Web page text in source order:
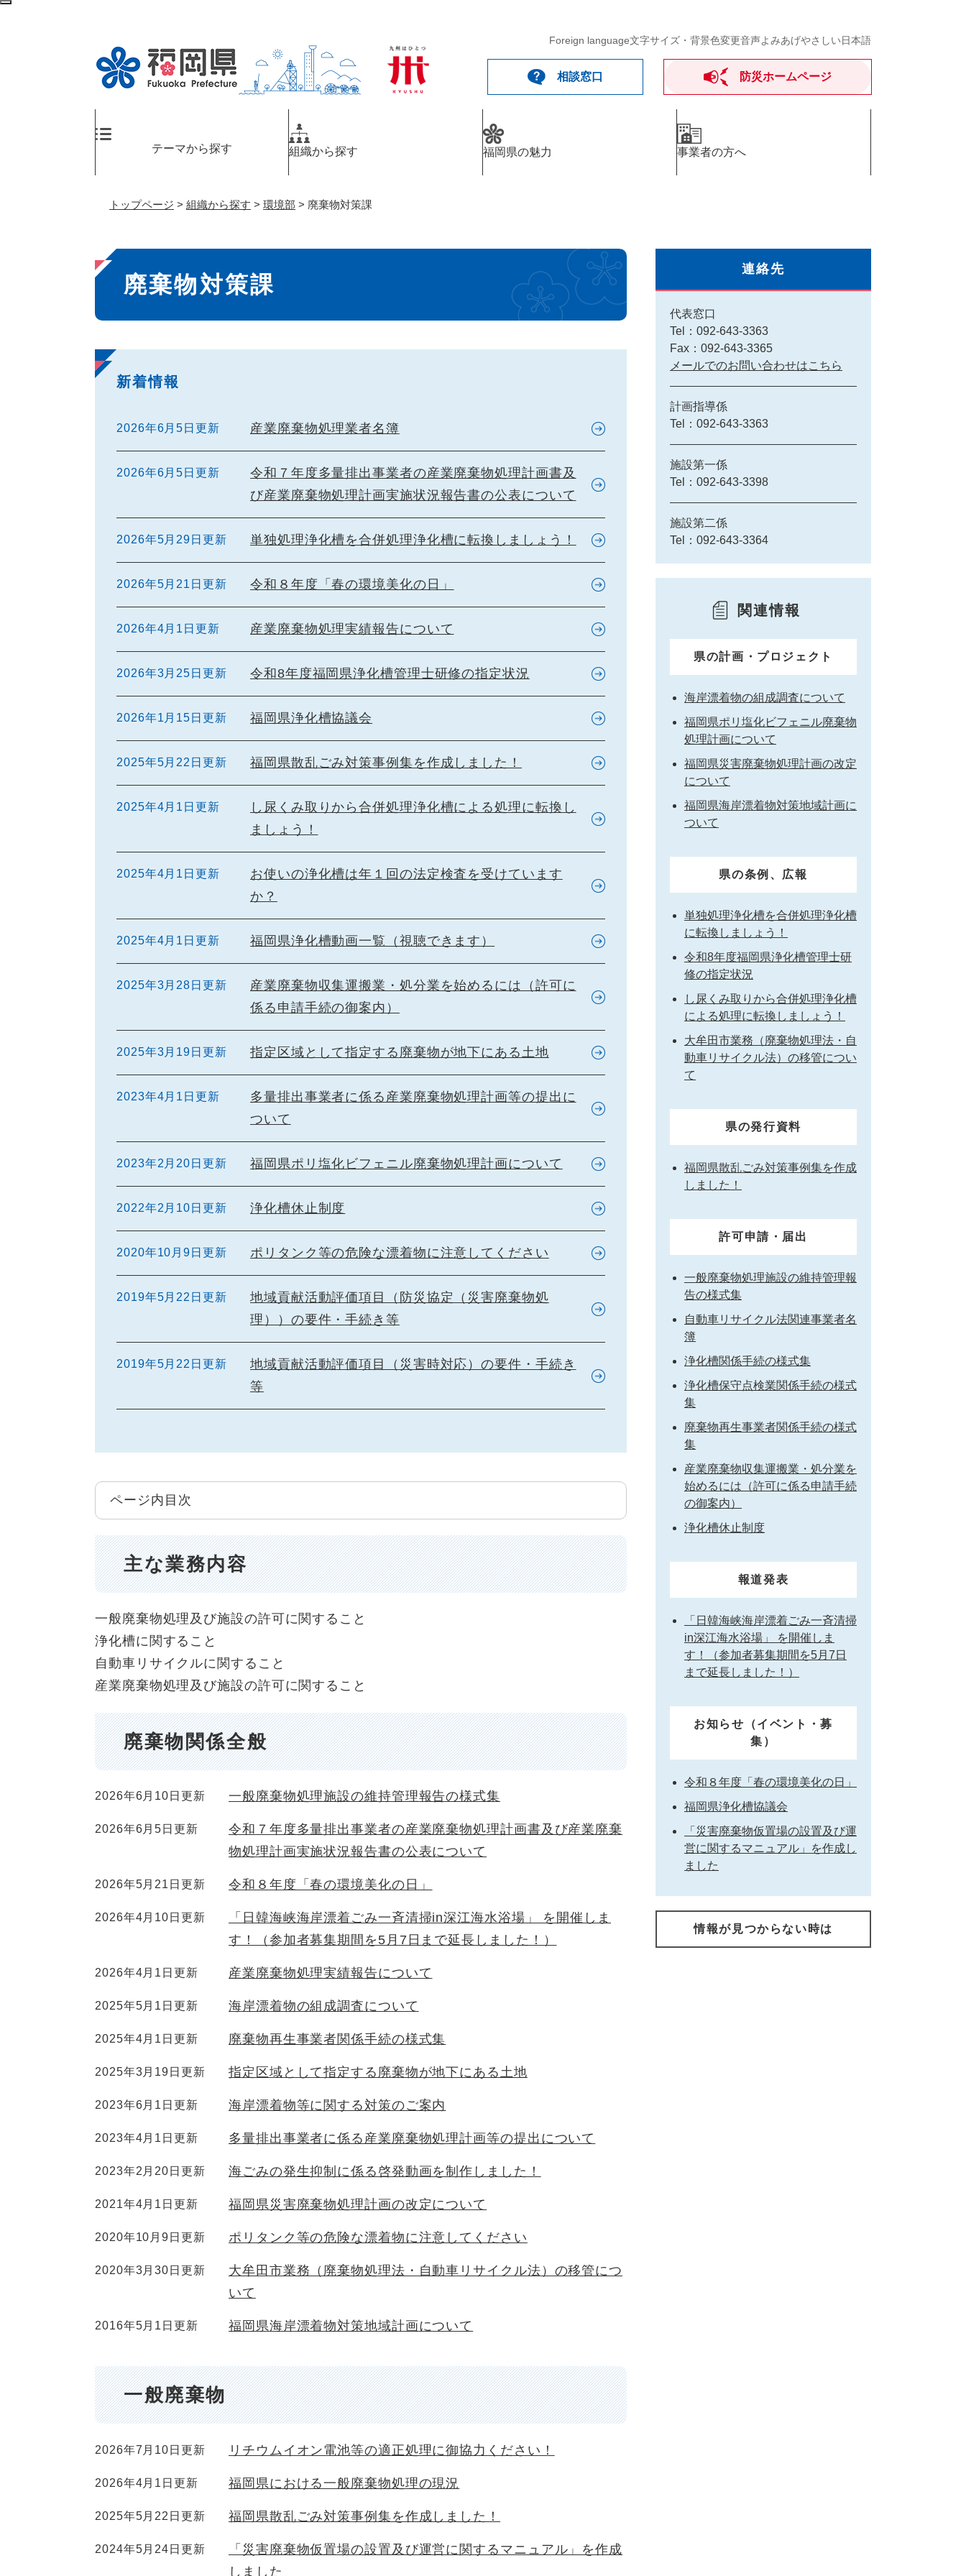
ペ
Foreign language文字サイズ・背景色変更音声よみあげやさしい日本語
相談窓口 防災ホームページ
テーマから探す 組織から探す 福岡県の魅力 事業者の方へ
トップページ > 組織から探す > 環境部 > 廃棄物対策課
本
文
廃棄物対策課
新着情報
2026年6月5日更新 産業廃棄物処理業者名簿
2026年6月5日更新
令和７年度多量排出事業者の産業廃棄物処理計画書及
び産業廃棄物処理計画実施状況報告書の公表について
2026年5月29日更新 単独処理浄化槽を合併処理浄化槽に転換しましょう！
2026年5月21日更新 令和８年度「春の環境美化の日」
2026年4月1日更新 産業廃棄物処理実績報告について
2026年3月25日更新 令和8年度福岡県浄化槽管理士研修の指定状況
2026年1月15日更新 福岡県浄化槽協議会
2025年5月22日更新 福岡県散乱ごみ対策事例集を作成しました！
2025年4月1日更新
し尿くみ取りから合併処理浄化槽による処理に転換し
ましょう！
2025年4月1日更新
お使いの浄化槽は年１回の法定検査を受けています
か？
2025年4月1日更新 福岡県浄化槽動画一覧（視聴できます）
2025年3月28日更新
産業廃棄物収集運搬業・処分業を始めるには（許可に
係る申請手続の御案内）
2025年3月19日更新 指定区域として指定する廃棄物が地下にある土地
2023年4月1日更新
多量排出事業者に係る産業廃棄物処理計画等の提出に
ついて
2023年2月20日更新 福岡県ポリ塩化ビフェニル廃棄物処理計画について
2022年2月10日更新 浄化槽休止制度
2020年10月9日更新 ポリタンク等の危険な漂着物に注意してください
2019年5月22日更新
地域貢献活動評価項目（防災協定（災害廃棄物処
理））の要件・手続き等
2019年5月22日更新
地域貢献活動評価項目（災害時対応）の要件・手続き
等
ページ内目次
主な業務内容
一般廃棄物処理及び施設の許可に関すること
浄化槽に関すること
自動車リサイクルに関すること
産業廃棄物処理及び施設の許可に関すること
廃棄物関係全般
2026年6月10日更新 一般廃棄物処理施設の維持管理報告の様式集
2026年6月5日更新
令和７年度多量排出事業者の産業廃棄物処理計画書及び産業廃棄
物処理計画実施状況報告書の公表について
2026年5月21日更新 令和８年度「春の環境美化の日」
2026年4月10日更新
「日韓海峡海岸漂着ごみ一斉清掃in深江海水浴場」 を開催しま
す！（参加者募集期間を5月7日まで延長しました！）
2026年4月1日更新 産業廃棄物処理実績報告について
2025年5月1日更新 海岸漂着物の組成調査について
2025年4月1日更新 廃棄物再生事業者関係手続の様式集
2025年3月19日更新 指定区域として指定する廃棄物が地下にある土地
2023年6月1日更新 海岸漂着物等に関する対策のご案内
2023年4月1日更新 多量排出事業者に係る産業廃棄物処理計画等の提出について
2023年2月20日更新 海ごみの発生抑制に係る啓発動画を制作しました！
2021年4月1日更新 福岡県災害廃棄物処理計画の改定について
2020年10月9日更新 ポリタンク等の危険な漂着物に注意してください
2020年3月30日更新
大牟田市業務（廃棄物処理法・自動車リサイクル法）の移管につ
いて
2016年5月1日更新 福岡県海岸漂着物対策地域計画について
一般廃棄物
2026年7月10日更新 リチウムイオン電池等の適正処理に御協力ください！
2026年4月1日更新 福岡県における一般廃棄物処理の現況
2025年5月22日更新 福岡県散乱ごみ対策事例集を作成しました！
2024年5月24日更新
「災害廃棄物仮置場の設置及び運営に関するマニュアル」を作成
しました
連絡先
代表窓口
Tel：092-643-3363
Fax：092-643-3365
メールでのお問い合わせはこちら
計画指導係
Tel：092-643-3363
施設第一係
Tel：092-643-3398
施設第二係
Tel：092-643-3364
関連情報
県の計画・プロジェクト
海岸漂着物の組成調査について
福岡県ポリ塩化ビフェニル廃棄物
処理計画について
福岡県災害廃棄物処理計画の改定
について
福岡県海岸漂着物対策地域計画に
ついて
県の条例、広報
単独処理浄化槽を合併処理浄化槽
に転換しましょう！
令和8年度福岡県浄化槽管理士研
修の指定状況
し尿くみ取りから合併処理浄化槽
による処理に転換しましょう！
大牟田市業務（廃棄物処理法・自
動車リサイクル法）の移管につい
て
県の発行資料
福岡県散乱ごみ対策事例集を作成
しました！
許可申請・届出
一般廃棄物処理施設の維持管理報
告の様式集
自動車リサイクル法関連事業者名
簿
浄化槽関係手続の様式集
浄化槽保守点検業関係手続の様式
集
廃棄物再生事業者関係手続の様式
集
産業廃棄物収集運搬業・処分業を
始めるには（許可に係る申請手続
の御案内）
浄化槽休止制度
報道発表
「日韓海峡海岸漂着ごみ一斉清掃
in深江海水浴場」 を開催しま
す！（参加者募集期間を5月7日
まで延長しました！）
お知らせ（イベント・募
集）
令和８年度「春の環境美化の日」
福岡県浄化槽協議会
「災害廃棄物仮置場の設置及び運
営に関するマニュアル」を作成し
ました
情報が見つからない時は